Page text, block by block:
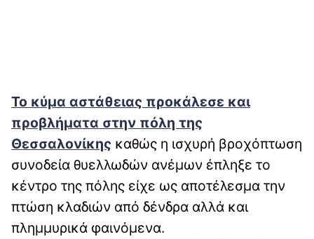
Το κύμα αστάθειας προκάλεσε και
προβλήματα στην πόλη της
Θεσσαλονίκης καθώς η ισχυρή βροχόπτωση
συνοδεία θυελλωδών ανέμων έπληξε το
κέντρο της πόλης είχε ως αποτέλεσμα την
πτώση κλαδιών από δένδρα αλλά και
πλημμυρικά φαινόμενα.